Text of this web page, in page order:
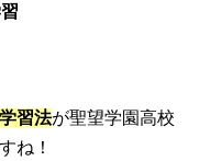
習法が聖望学園高校
ね！